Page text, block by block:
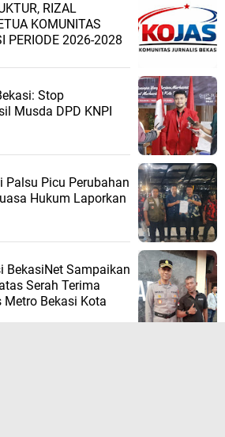
RIZAL
KOMUNITAS
PERIODE 2026-2028
Stop
Musda DPD KNPI
Palsu Picu Perubahan
Hukum Laporkan
BekasiNet Sampaikan
Serah Terima
Bekasi Kota